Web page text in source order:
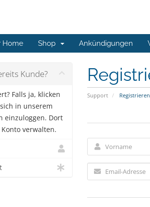
Home Shop Ankündigungen
Support Registrieren
Kunde?
Falls ja, klicken
in unserem
einzuloggen. Dort
verwalten.